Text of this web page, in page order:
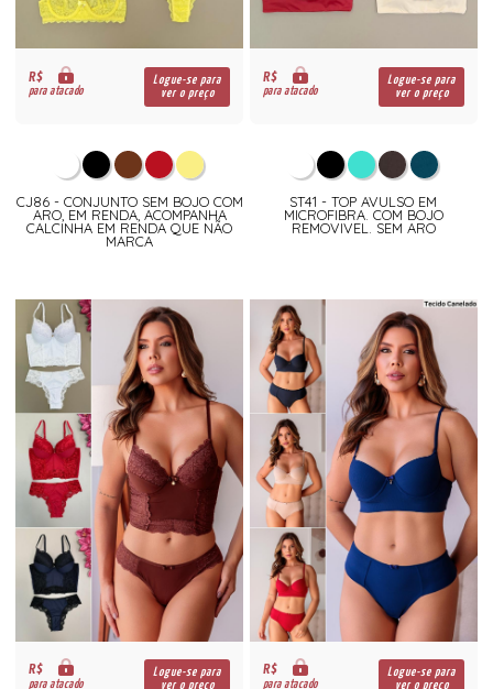
R$
para atacado
Logue-se para
ver o preço
CJ86 - CONJUNTO SEM BOJO COM
ARO, EM RENDA, ACOMPANHA
CALCINHA EM RENDA QUE NÃO
MARCA
R$
para atacado
Logue-se para
ver o preço
ST41 - TOP AVULSO EM
MICROFIBRA. COM BOJO
REMOVIVEL. SEM ARO
R$
para atacado
Logue-se para
ver o preço
R$
para atacado
Logue-se para
ver o preço